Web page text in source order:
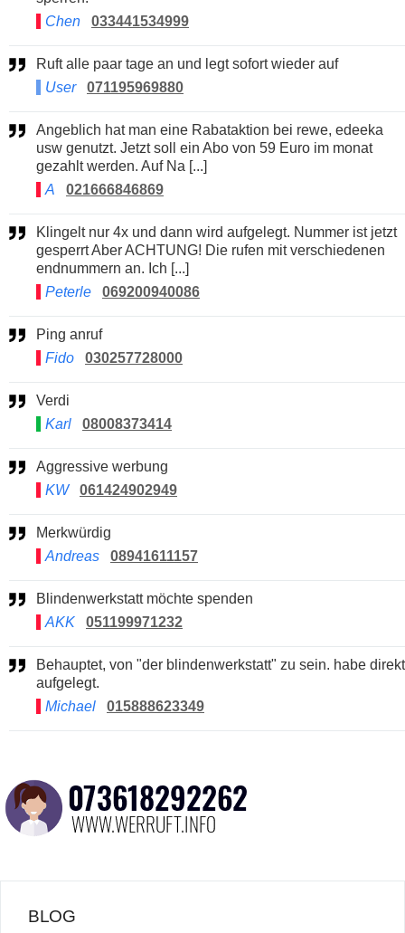
Chen
033441534999
Ruft alle paar tage an und legt sofort wieder auf
User
071195969880
Angeblich hat man eine Rabataktion bei rewe, edeeka
usw genutzt. Jetzt soll ein Abo von 59 Euro im monat
gezahlt werden. Auf Na [...]
A
021666846869
Klingelt nur 4x und dann wird aufgelegt. Nummer ist jetzt
gesperrt Aber ACHTUNG! Die rufen mit verschiedenen
endnummern an. Ich [...]
Peterle
069200940086
Ping anruf
Fido
030257728000
Verdi
Karl
08008373414
Aggressive werbung
KW
061424902949
Merkwürdig
Andreas
08941611157
Blindenwerkstatt möchte spenden
AKK
051199971232
Behauptet, von "der blindenwerkstatt" zu sein. habe direkt
aufgelegt.
Michael
015888623349
BLOG